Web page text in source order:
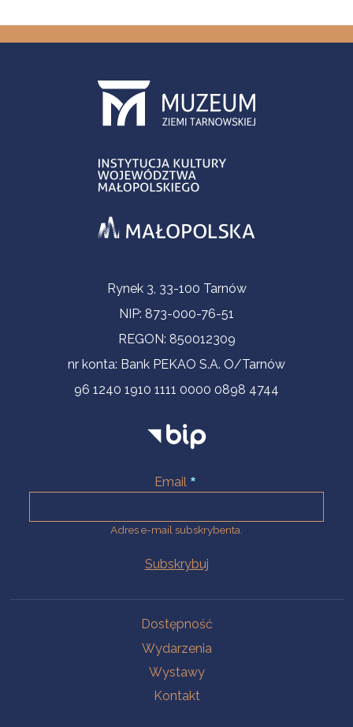
Informacje kontaktoweRynek 3, 33-100 Tarnów
NIP: 873-000-76-51
REGON: 850012309
nr konta: Bank PEKAO S.A. O/Tarnów
96 1240 1910 1111 0000 0898 4744
Email
Adres e-mail subskrybenta.
Dostępność
Wydarzenia
Wystawy
Kontakt